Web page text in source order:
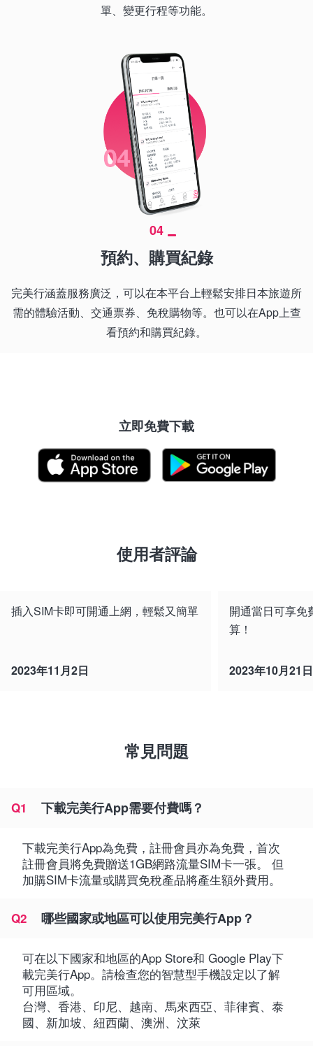
單、變更行程等功能。
04
預約、購買紀錄
完美行涵蓋服務廣泛，可以在本平台上輕鬆安排日本旅遊所
需的體驗活動、交通票券、免稅購物等。也可以在App上查
看預約和購買紀錄。
立即免費下載
使用者評論
插入SIM卡即可開通上網，輕鬆又簡單
2023年11月2日
開通當日可享免
算！
2023年10月21日
常見問題
Q1 下載完美行App需要付費嗎？
下載完美行App為免費，註冊會員亦為免費，首次
註冊會員將免費贈送1GB網路流量SIM卡一張。 但
加購SIM卡流量或購買免稅產品將產生額外費用。
Q2 哪些國家或地區可以使用完美行App？
可在以下國家和地區的App Store和 Google Play下
載完美行App。請檢查您的智慧型手機設定以了解
可用區域。
台灣、香港、印尼、越南、馬來西亞、菲律賓、泰
國、新加坡、紐西蘭、澳洲、汶萊